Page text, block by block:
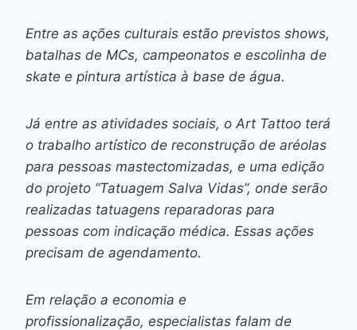
Entre as ações culturais estão previstos shows,
batalhas de MCs, campeonatos e escolinha de
skate e pintura artística à base de água.
Já entre as atividades sociais, o Art Tattoo terá
o trabalho artístico de reconstrução de aréolas
para pessoas mastectomizadas, e uma edição
do projeto “Tatuagem Salva Vidas”, onde serão
realizadas tatuagens reparadoras para
pessoas com indicação médica. Essas ações
precisam de agendamento.
Em relação a economia e
profissionalização, especialistas falam de